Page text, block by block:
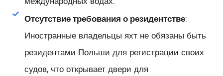
Отсутствие требования о резидентстве:
Иностранные владельцы яхт не обязаны быть
резидентами Польши для регистрации своих
судов, что открывает двери для